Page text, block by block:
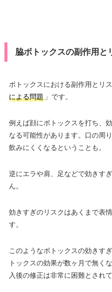
脇ボトックスの副作用と
ボトックスにおける副作用とリ
による問題」です。
例えば顔にボトックスを打ち、
なる可能性があります。口の周
飲みにくくなるということも。
逆にエラや肩、足などで効きす
ん。
効きすぎのリスクはあくまで表
す。
このようなボトックスの効きす
トックスの効果が数ヶ月で無く
入後の修正は非常に困難とされ